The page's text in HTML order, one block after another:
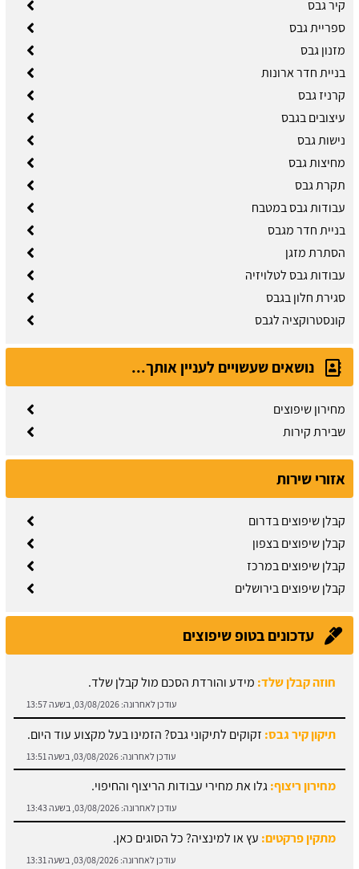
קיר גבס
ספריית גבס
מזנון גבס
בניית חדר ארונות
קרניז גבס
עיצובים בגבס
נישות גבס
מחיצות גבס
תקרת גבס
עבודות גבס במטבח
בניית חדר מגבס
הסתרת מזגן
עבודות גבס לטלויזיה
סגירת חלון בגבס
קונסטרוקציה לגבס
נושאים שעשויים לעניין אותך...
מחירון שיפוצים
שבירת קירות
אזורי שירות
קבלן שיפוצים בדרום
קבלן שיפוצים בצפון
קבלן שיפוצים במרכז
קבלן שיפוצים בירושלים
עדכונים בטופ שיפוצים
חוזה קבלן שלד: מידע והורדת הסכם מול קבלן שלד.
עודכן לאחרונה: 03/08/2026, בשעה 13:57
תיקון קיר גבס: זקוקים לתיקוני גבס? הזמינו בעל מקצוע עוד היום.
עודכן לאחרונה: 03/08/2026, בשעה 13:51
מחירון ריצוף:גלו את מחירי עבודות הריצוף והחיפוי.
עודכן לאחרונה: 03/08/2026, בשעה 13:43
מתקין פרקטים: עץ או למינציה? כל הסוגים כאן.
עודכן לאחרונה: 03/08/2026, בשעה 13:31